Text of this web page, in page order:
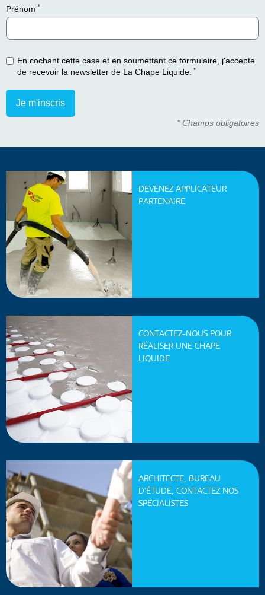
Prénom *
En cochant cette case et en soumettant ce formulaire, j'accepte
de recevoir la newsletter de La Chape Liquide. *
* Champs obligatoires
DEVENEZ APPLICATEUR
PARTENAIRE
CONTACTEZ-NOUS POUR
RÉALISER UNE CHAPE
LIQUIDE
ARCHITECTE, BUREAU
D'ÉTUDE, CONTACTEZ NOS
SPÉCIALISTES